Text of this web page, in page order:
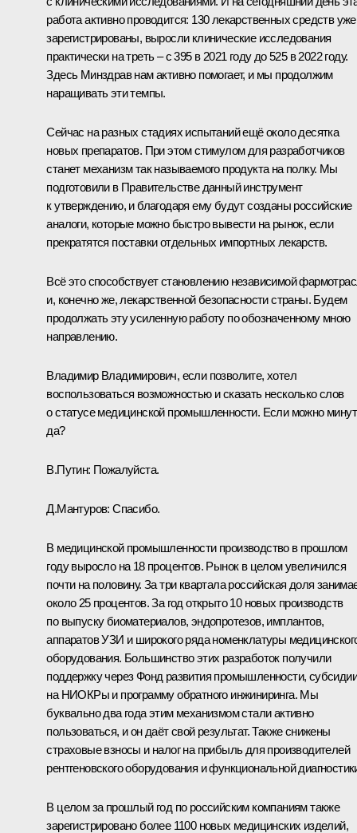
работа активно проводится: 130 лекарственных средств уже
зарегистрированы, выросли клинические исследования
практически на треть – с 395 в 2021 году до 525 в 2022 году.
Здесь Минздрав нам активно помогает, и мы продолжим
наращивать эти темпы.
Сейчас на разных стадиях испытаний ещё около десятка
новых препаратов. При этом стимулом для разработчиков
станет механизм так называемого продукта на полку. Мы
подготовили в Правительстве данный инструмент
к утверждению, и благодаря ему будут созданы российские
аналоги, которые можно быстро вывести на рынок, если
прекратятся поставки отдельных импортных лекарств.
Всё это способствует становлению независимой
и, конечно же, лекарственной безопасности страны. Будем
продолжать эту усиленную работу по обозначенному мною
направлению.
Владимир Владимирович, если позволите, хотел
воспользоваться возможностью и сказать несколько слов
о статусе медицинской промышленности. Если можно
да?
В.Путин: Пожалуйста.
Д.Мантуров: Спасибо.
В медицинской промышленности производство в прошлом
году выросло на 18 процентов. Рынок в целом увеличился
почти на половину. За три квартала российская доля
около 25 процентов. За год открыто 10 новых производств
по выпуску биоматериалов, эндопротезов, имплантов,
аппаратов УЗИ и широкого ряда номенклатуры
оборудования. Большинство этих разработок получили
поддержку через Фонд развития промышленности, субсидии
на НИОКРы и программу обратного инжиниринга. Мы
буквально два года этим механизмом стали активно
пользоваться, и он даёт свой результат. Также снижены
страховые взносы и налог на прибыль для производителей
рентгеновского оборудования и функциональной
В целом за прошлый год по российским компаниям также
зарегистрировано более 1100 новых медицинских изделий,